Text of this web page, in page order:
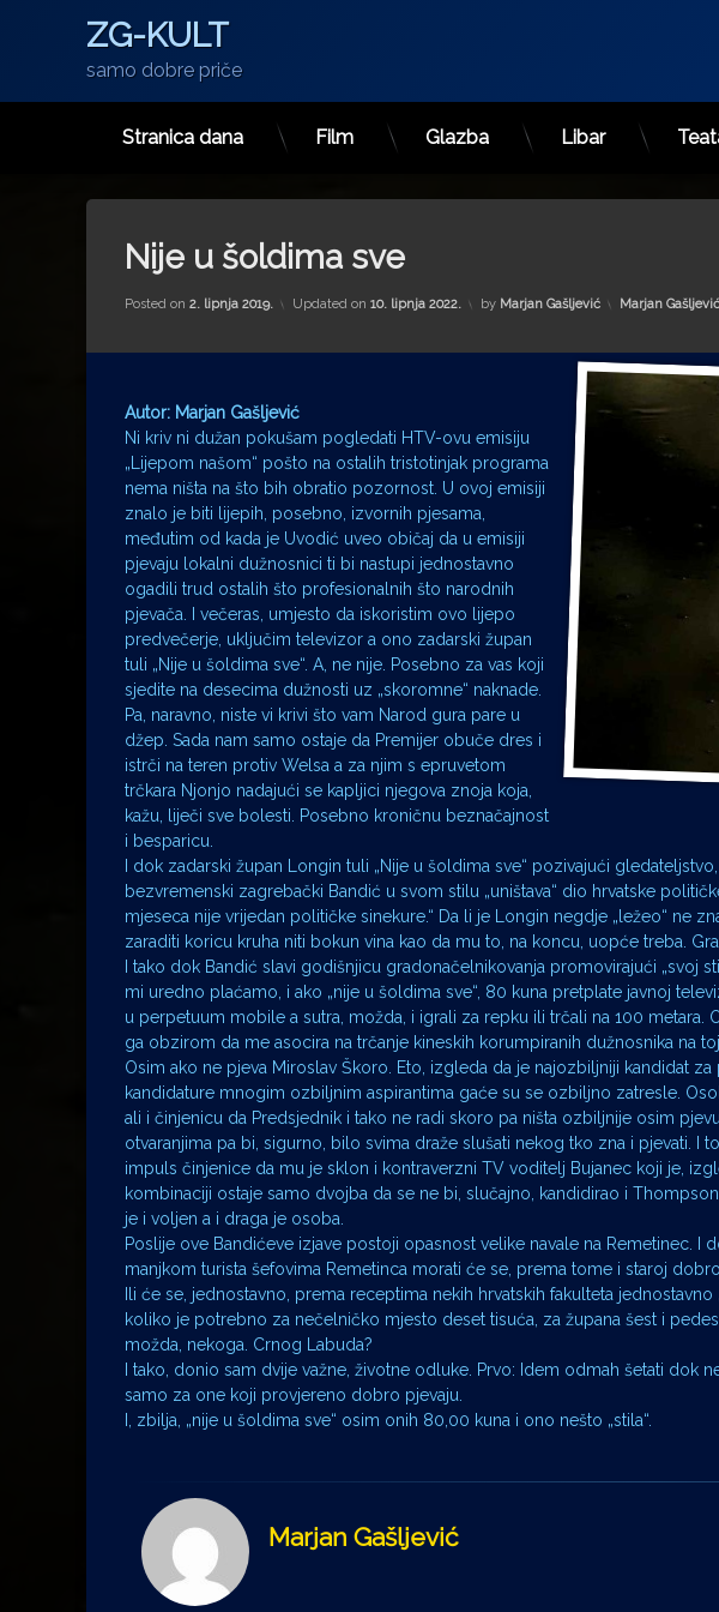
ZG-KULT
samo dobre priče
Stranica dana Film Glazba Libar
Nije u šoldima sve
Posted on 2. lipnja 2019. Updated on 10. lipnja 2022. by Marjan Gašljević Kategorije:
Marjan Gašljević
Autor: Marjan Gašljević
Ni kriv ni dužan pokušam pogledati HTV-ovu emisiju
„Lijepom našom“ pošto na ostalih tristotinjak programa
nema ništa na što bih obratio pozornost. U ovoj emisiji
znalo je biti lijepih, posebno, izvornih pjesama,
međutim od kada je Uvodić uveo običaj da u emisiji
pjevaju lokalni dužnosnici ti bi nastupi jednostavno
ogadili trud ostalih što profesionalnih što narodnih
pjevača. I večeras, umjesto da iskoristim ovo lijepo
predvečerje, uključim televizor a ono zadarski župan
tuli „Nije u šoldima sve“. A, ne nije. Posebno za vas koji
sjedite na desecima dužnosti uz „skoromne“ naknade.
Pa, naravno, niste vi krivi što vam Narod gura pare u
džep. Sada nam samo ostaje da Premijer obuče dres i
istrči na teren protiv Welsa a za njim s epruvetom
trčkara Njonjo nadajući se kapljici njegova znoja koja,
kažu, liječi sve bolesti. Posebno kroničnu beznačajnost
i besparicu.
I dok zadarski župan Longin tuli „Nije u šoldima sve“ pozivajući
bezvremenski zagrebački Bandić u svom stilu „uništava“ dio hrvatske
mjeseca nije vrijedan političke sinekure.“ Da li je Longin negdje „ležeo“ ne
zaraditi koricu kruha niti bokun vina kao da mu to, na koncu, uopće treba.
I tako dok Bandić slavi godišnjicu gradonačelnikovanja promovirajući „svoj
mi uredno plaćamo, i ako „nije u šoldima sve“, 80 kuna pretplate javnoj
u perpetuum mobile a sutra, možda, i igrali za repku ili trčali na 100 metara.
ga obzirom da me asocira na trčanje kineskih korumpiranih dužnosnika na
Osim ako ne pjeva Miroslav Škoro. Eto, izgleda da je najozbiljniji kandidat
kandidature mnogim ozbiljnim aspirantima gaće su se ozbiljno zatresle.
ali i činjenicu da Predsjednik i tako ne radi skoro pa ništa ozbiljnije osim
otvaranjima pa bi, sigurno, bilo svima draže slušati nekog tko zna i pjevati. I
impuls činjenice da mu je sklon i kontraverzni TV voditelj Bujanec koji je,
kombinaciji ostaje samo dvojba da se ne bi, slučajno, kandidirao i
je i voljen a i draga je osoba.
Poslije ove Bandićeve izjave postoji opasnost velike navale na Remetinec. I
manjkom turista šefovima Remetinca morati će se, prema tome i staroj
Ili će se, jednostavno, prema receptima nekih hrvatskih fakulteta
koliko je potrebno za nečelničko mjesto deset tisuća, za župana šest i
možda, nekoga. Crnog Labuda?
I tako, donio sam dvije važne, životne odluke. Prvo: Idem odmah šetati dok
samo za one koji provjereno dobro pjevaju.
I, zbilja, „nije u šoldima sve“ osim onih 80,00 kuna i ono nešto „stila“.
Marjan Gašljević